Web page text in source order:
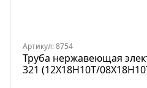
Артикул: 8754
Труба нержавеющая
321 (12Х18Н10Т/